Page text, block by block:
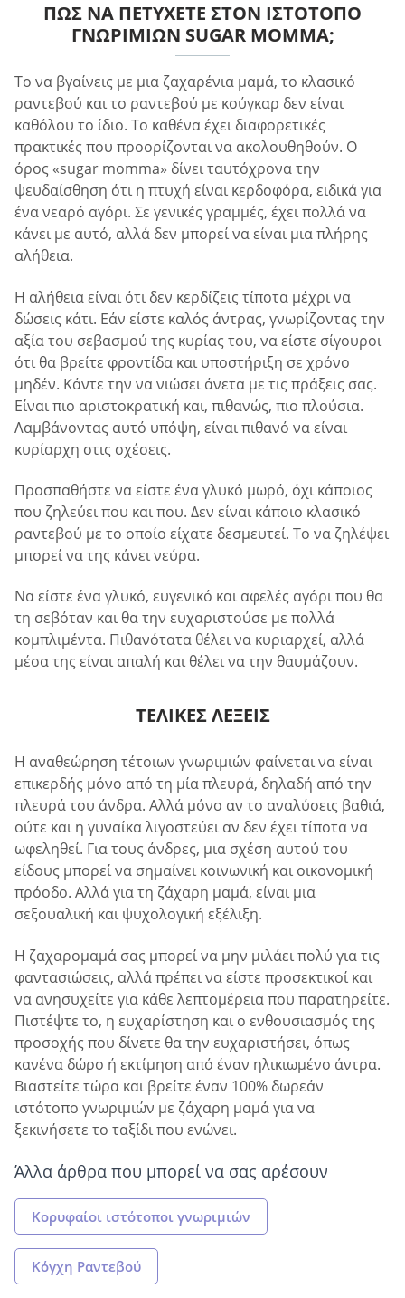
ΠΏΣ ΝΑ ΠΕΤΎΧΕΤΕ ΣΤΟΝ ΙΣΤΌΤΟΠΟ
ΓΝΩΡΙΜΙΏΝ SUGAR MOMMA;
Το να βγαίνεις με μια ζαχαρένια μαμά, το κλασικό
ραντεβού και το ραντεβού με κούγκαρ δεν είναι
καθόλου το ίδιο. Το καθένα έχει διαφορετικές
πρακτικές που προορίζονται να ακολουθηθούν. Ο
όρος «sugar momma» δίνει ταυτόχρονα την
ψευδαίσθηση ότι η πτυχή είναι κερδοφόρα, ειδικά για
ένα νεαρό αγόρι. Σε γενικές γραμμές, έχει πολλά να
κάνει με αυτό, αλλά δεν μπορεί να είναι μια πλήρης
αλήθεια.
Η αλήθεια είναι ότι δεν κερδίζεις τίποτα μέχρι να
δώσεις κάτι. Εάν είστε καλός άντρας, γνωρίζοντας την
αξία του σεβασμού της κυρίας του, να είστε σίγουροι
ότι θα βρείτε φροντίδα και υποστήριξη σε χρόνο
μηδέν. Κάντε την να νιώσει άνετα με τις πράξεις σας.
Είναι πιο αριστοκρατική και, πιθανώς, πιο πλούσια.
Λαμβάνοντας αυτό υπόψη, είναι πιθανό να είναι
κυρίαρχη στις σχέσεις.
Προσπαθήστε να είστε ένα γλυκό μωρό, όχι κάποιος
που ζηλεύει που και που. Δεν είναι κάποιο κλασικό
ραντεβού με το οποίο είχατε δεσμευτεί. Το να ζηλέψει
μπορεί να της κάνει νεύρα.
Να είστε ένα γλυκό, ευγενικό και αφελές αγόρι που θα
τη σεβόταν και θα την ευχαριστούσε με πολλά
κομπλιμέντα. Πιθανότατα θέλει να κυριαρχεί, αλλά
μέσα της είναι απαλή και θέλει να την θαυμάζουν.
ΤΕΛΙΚΈΣ ΛΈΞΕΙΣ
Η αναθεώρηση τέτοιων γνωριμιών φαίνεται να είναι
επικερδής μόνο από τη μία πλευρά, δηλαδή από την
πλευρά του άνδρα. Αλλά μόνο αν το αναλύσεις βαθιά,
ούτε και η γυναίκα λιγοστεύει αν δεν έχει τίποτα να
ωφεληθεί. Για τους άνδρες, μια σχέση αυτού του
είδους μπορεί να σημαίνει κοινωνική και οικονομική
πρόοδο. Αλλά για τη ζάχαρη μαμά, είναι μια
σεξουαλική και ψυχολογική εξέλιξη.
Η ζαχαρομαμά σας μπορεί να μην μιλάει πολύ για τις
φαντασιώσεις, αλλά πρέπει να είστε προσεκτικοί και
να ανησυχείτε για κάθε λεπτομέρεια που παρατηρείτε.
Πιστέψτε το, η ευχαρίστηση και ο ενθουσιασμός της
προσοχής που δίνετε θα την ευχαριστήσει, όπως
κανένα δώρο ή εκτίμηση από έναν ηλικιωμένο άντρα.
Βιαστείτε τώρα και βρείτε έναν 100% δωρεάν
ιστότοπο γνωριμιών με ζάχαρη μαμά για να
ξεκινήσετε το ταξίδι που ενώνει.
Άλλα άρθρα που μπορεί να σας αρέσουν
Κορυφαίοι ιστότοποι γνωριμιών
Kόγχη Pαντεβού